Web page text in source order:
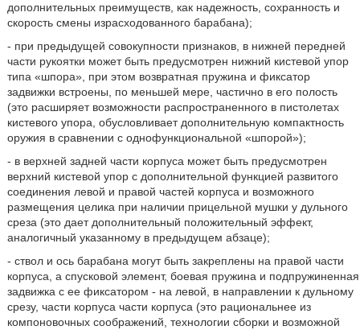
дополнительных преимуществ, как надежность, сохранность и
скорость смены израсходованного барабана);
- при предыдущей совокупности признаков, в нижней передней
части рукоятки может быть предусмотрен нижний кистевой упор
типа «шпора», при этом возвратная пружина и фиксатор
задвижки встроены, по меньшей мере, частично в его полость
(это расширяет возможности распространенного в пистолетах
кистевого упора, обусловливает дополнительную компактность
оружия в сравнении с однофункциональной «шпорой»);
- в верхней задней части корпуса может быть предусмотрен
верхний кистевой упор с дополнительной функцией развитого
соединения левой и правой частей корпуса и возможного
размещения целика при наличии прицельной мушки у дульного
среза (это дает дополнительный положительный эффект,
аналогичный указанному в предыдущем абзаце);
- ствол и ось барабана могут быть закреплены на правой части
корпуса, а спусковой элемент, боевая пружина и подпружиненная
задвижка с ее фиксатором - на левой, в направлении к дульному
срезу, части корпуса части корпуса (это рациональнее из
компоновочных соображений, технологии сборки и возможной